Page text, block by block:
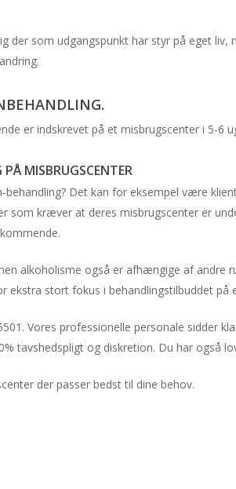
der som udgangspunkt har styr på eget liv,
er indskrevet på et misbrugscenter i 5-6
MISBRUGSCENTER
Det kan for eksempel være
som kræver at deres misbrugscenter er
alkoholisme også er afhængige af andre
stort fokus i behandlingstilbuddet på
Vores professionelle personale sidder
tavshedspligt og diskretion. Du har også
der passer bedst til dine behov.